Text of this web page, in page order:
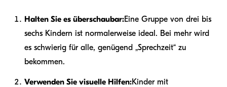
Halten Sie es überschaubar:Eine Gruppe von drei bis
sechs Kindern ist normalerweise ideal. Bei mehr wird
es schwierig für alle, genügend „Sprechzeit“ zu
bekommen.
Verwenden Sie visuelle Hilfen:Kinder mit